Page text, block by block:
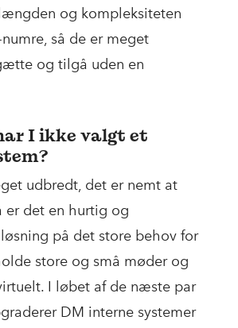
og kompleksiteten
så de er meget
og tilgå uden en
I ikke valgt et
udbredt, det er nemt at
er det en hurtig og
på det store behov for
store og små møder og
I løbet af de næste par
DM interne systemer